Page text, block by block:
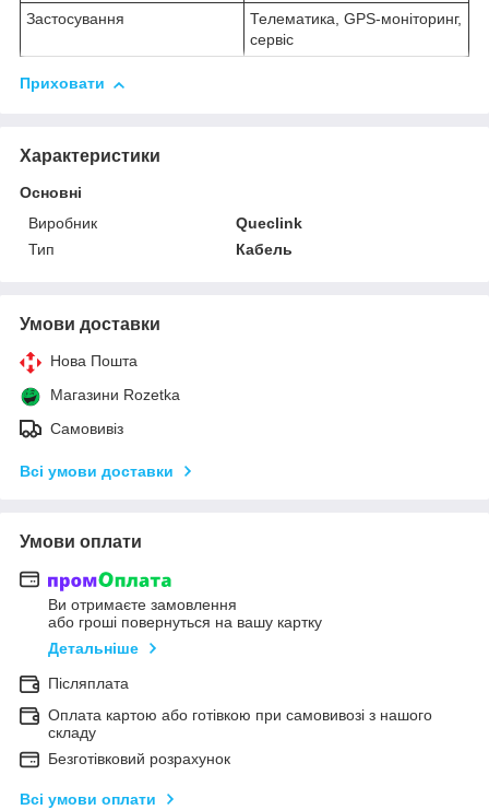
Застосування
Телематика, GPS-моніторинг,
сервіс
Приховати
Характеристики
Основні
Виробник
Queclink
Тип
Кабель
Умови доставки
Нова Пошта
Магазини Rozetka
Самовивіз
Всі умови доставки
Умови оплати
Ви отримаєте замовлення
або гроші повернуться на вашу картку
Детальніше
Післяплата
Оплата картою або готівкою при самовивозі з нашого
складу
Безготівковий розрахунок
Всі умови оплати